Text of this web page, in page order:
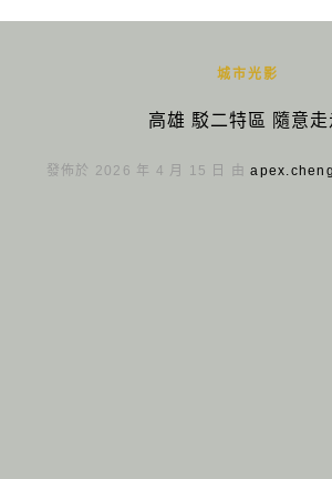
城市光影
高雄 駁二特區 隨意走
發佈於 2026 年 4 月 15 日 由